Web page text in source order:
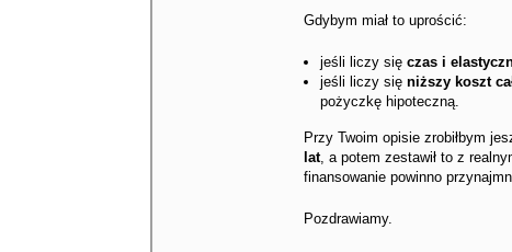
Gdybym miał to uprościć:
jeśli liczy się czas i
jeśli liczy się niższy koszt
pożyczkę hipoteczną.
Przy Twoim opisie zrobiłbym
lat, a potem zestawił to z
finansowanie powinno
Pozdrawiamy.